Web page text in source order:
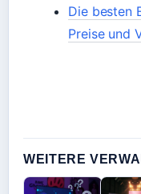
Die besten
Preise und
WEITERE